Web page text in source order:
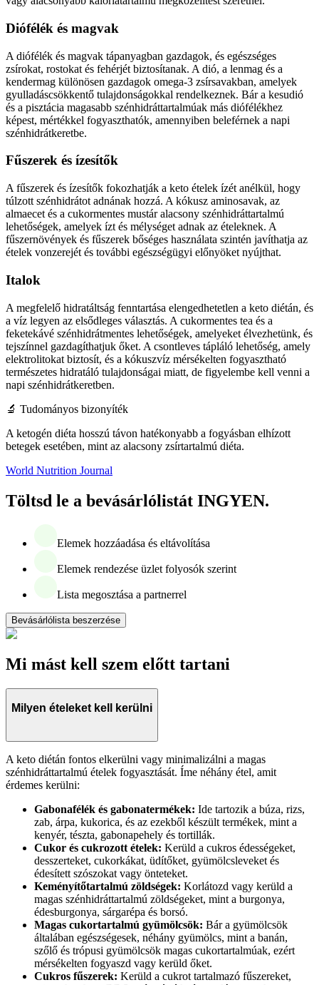
Diófélék és magvak
A diófélék és magvak tápanyagban gazdagok, és egészséges
zsírokat, rostokat és fehérjét biztosítanak. A dió, a lenmag és a
kendermag különösen gazdagok omega-3 zsírsavakban, amelyek
gyulladáscsökkentő tulajdonságokkal rendelkeznek. Bár a kesudió
és a pisztácia magasabb szénhidráttartalmúak más diófélékhez
képest, mértékkel fogyaszthatók, amennyiben beleférnek a napi
szénhidrátkeretbe.
Fűszerek és ízesítők
A fűszerek és ízesítők fokozhatják a keto ételek ízét anélkül, hogy
túlzott szénhidrátot adnának hozzá. A kókusz aminosavak, az
almaecet és a cukormentes mustár alacsony szénhidráttartalmú
lehetőségek, amelyek ízt és mélységet adnak az ételeknek. A
fűszernövények és fűszerek bőséges használata szintén javíthatja az
ételek vonzerejét és további egészségügyi előnyöket nyújthat.
Italok
A megfelelő hidratáltság fenntartása elengedhetetlen a keto diétán, és
a víz legyen az elsődleges választás. A cukormentes tea és a
feketekávé szénhidrátmentes lehetőségek, amelyeket élvezhetünk, és
tejszínnel gazdagíthatjuk őket. A csontleves tápláló lehetőség, amely
elektrolitokat biztosít, és a kókuszvíz mérsékelten fogyasztható
természetes hidratáló tulajdonságai miatt, de figyelembe kell venni a
napi szénhidrátkeretben.
‍🔬 Tudományos bizonyíték
A ketogén diéta hosszú távon hatékonyabb a fogyásban elhízott
betegek esetében, mint az alacsony zsírtartalmú diéta.
World Nutrition Journal
Töltsd le a bevásárlólistát INGYEN.
Elemek hozzáadása és eltávolítása
Elemek rendezése üzlet folyosók szerint
Lista megosztása a partnerrel
Bevásárlólista beszerzése
Mi mást kell szem előtt tartani
Milyen ételeket kell kerülni
A keto diétán fontos elkerülni vagy minimalizálni a magas
szénhidráttartalmú ételek fogyasztását. Íme néhány étel, amit
érdemes kerülni:
Gabonafélék és gabonatermékek: Ide tartozik a búza, rizs,
zab, árpa, kukorica, és az ezekből készült termékek, mint a
kenyér, tészta, gabonapehely és tortillák.
Cukor és cukrozott ételek: Kerüld a cukros édességeket,
desszerteket, cukorkákat, üdítőket, gyümölcsleveket és
édesített szószokat vagy önteteket.
Keményítőtartalmú zöldségek: Korlátozd vagy kerüld a
magas szénhidráttartalmú zöldségeket, mint a burgonya,
édesburgonya, sárgarépa és borsó.
Magas cukortartalmú gyümölcsök: Bár a gyümölcsök
általában egészségesek, néhány gyümölcs, mint a banán,
szőlő és trópusi gyümölcsök magas cukortartalmúak, ezért
mérsékelten fogyaszd vagy kerüld őket.
Cukros fűszerek: Kerüld a cukrot tartalmazó fűszereket,